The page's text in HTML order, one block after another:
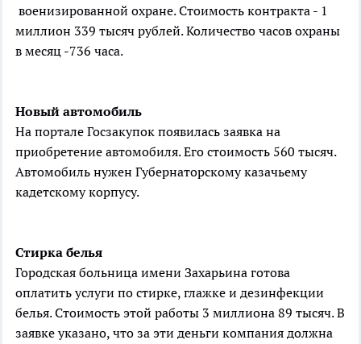
военизированной охране. Стоимость контракта - 1
миллион 339 тысяч рублей. Количество часов охраны
в месяц -736 часа.
Новый автомобиль
На портале Госзакупок появилась заявка на
приобретение автомобиля. Его стоимость 560 тысяч.
Автомобиль нужен Губернаторскому казачьему
кадетскому корпусу.
Стирка белья
Городская больница имени Захарьина готова
оплатить услуги по стирке, глажке и дезинфекции
белья. Стоимость этой работы 3 миллиона 89 тысяч. В
заявке указано, что за эти деньги компания должна